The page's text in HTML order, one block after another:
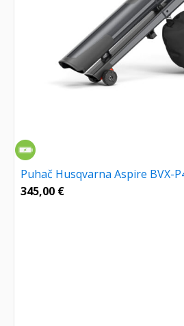
Puhač Husqvarna Aspire BVX-
345,00 €